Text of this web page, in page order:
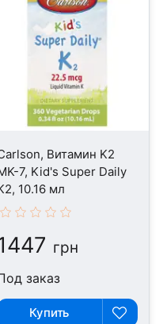
Витамин K2
7, Kid's Super Daily
10.16 мл
грн
заказ
Купить